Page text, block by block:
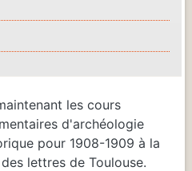
les cours
d'archéologie
pour 1908-1909 à la
lettres de Toulouse.